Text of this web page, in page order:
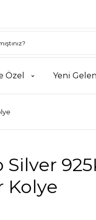
Özel Yeni
Silver
Kolye